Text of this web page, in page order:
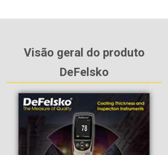
Visão geral do produto
DeFelsko